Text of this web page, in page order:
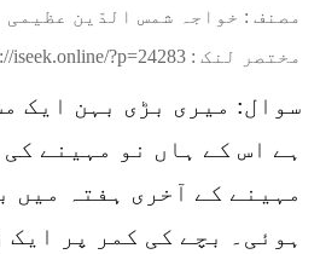
مصنف : خواجہ شمس الدّین عظیمی
مختصر لنک : iseek.online/?p=24283
سوال: میری بڑی بہن ایک
ہے اس کے ہاں نو مہینے
مہینے کے آخری ہفتہ میں
ہوئی۔ بچے کی کمر پر ایک